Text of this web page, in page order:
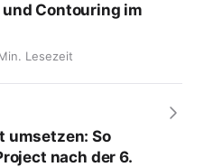
Contouring im
Lesezeit
umsetzen: So
nach der 6.